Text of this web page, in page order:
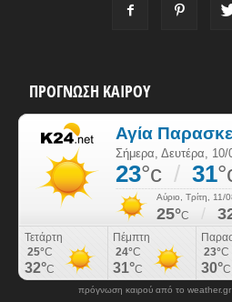
ΠΡΟΓΝΩΣΗ ΚΑΙΡΟΥ
πρόγνωση καιρού από το weather.gr